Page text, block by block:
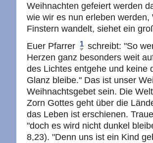
Weihnachten gefeiert werden
wie wir es nun erleben
Finstern wandelt, siehet ein
Euer Pfarrer
1 schreibt: "So
Herzen ganz besonders weit
des Lichtes entgehe und keine
Glanz bleibe." Das ist unser
Weihnachtsgebet sein. Die
Zorn Gottes geht über die
das Leben ist erschienen.
"doch es wird nicht dunkel
8,23). "Denn uns ist ein Kind